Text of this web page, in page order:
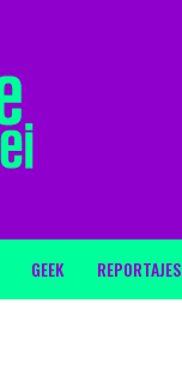
GEEK REPORTAJES